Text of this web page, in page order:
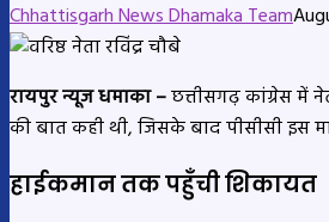
Chhattisgarh News Dhamaka Team
रायपुर न्यूज धमाका –छत्तीसगढ़ कांग्रेस में
की बात कही थी, जिसके बाद पीसीसी इस
हाईकमान तक पहुँची शिकायत